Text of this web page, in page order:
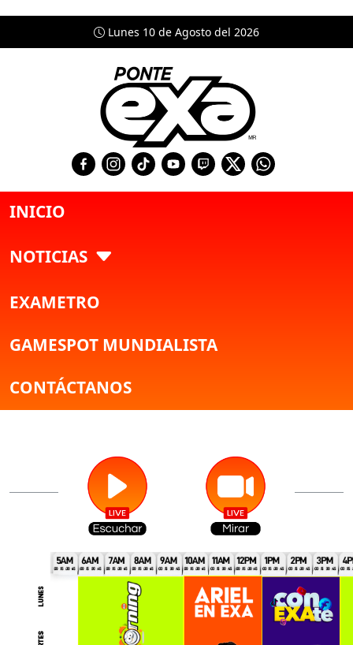
Lunes 10 de Agosto del 2026
INICIO
NOTICIAS
EXAMETRO
GAMESPOT MUNDIALISTA
CONTÁCTANOS